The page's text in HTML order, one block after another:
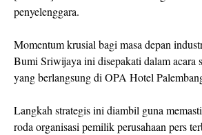
penyelenggara.
Momentum krusial bagi masa depan
Bumi Sriwijaya ini disepakati dalam acara
yang berlangsung di OPA Hotel
Langkah strategis ini diambil guna
roda organisasi pemilik perusahaan pers